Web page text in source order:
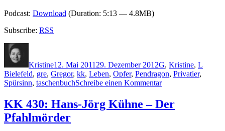
Podcast: Download (Duration: 5:13 — 4.8MB)
Subscribe: RSS
Kristine12. Mai 2011 29. Dezember 2012G, Kristine, L
Bielefeld, gre, Gregor, kk, Leben, Opfer, Pendragon, Privatier,
Spürsinn, taschenbuchSchreibe einen Kommentarzu
671:
Lisa
KK 430: Hans-Jörg Kühne – Der
Pfahlmörder